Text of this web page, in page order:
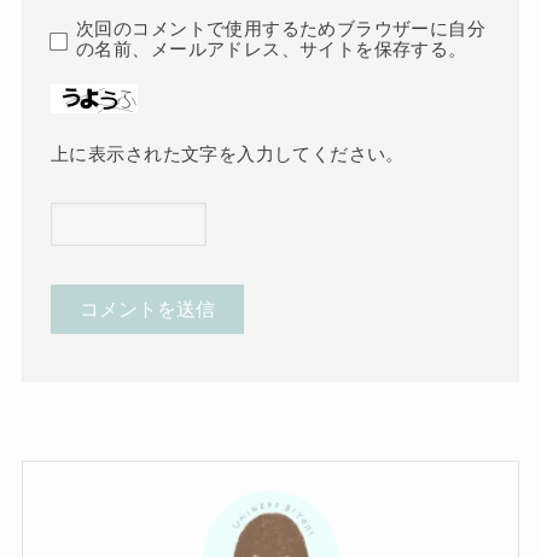
次回のコメントで使用するためブラウザーに自分
の名前、メールアドレス、サイトを保存する。
上に表示された文字を入力してください。